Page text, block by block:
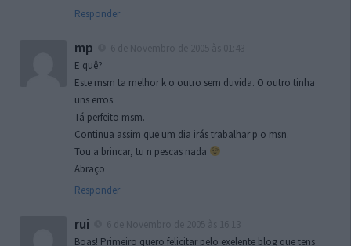
Responder
mp
E quê?
Este msm ta melhor k o outro sem duvida. O outro tinha
uns erros.
Tá perfeito msm.
Continua assim que um dia irás trabalhar p o msn.
Tou a brincar, tu n pescas nada
Abraço
Responder
rui
Boas! Primeiro quero felicitar pelo exelente blog que tens